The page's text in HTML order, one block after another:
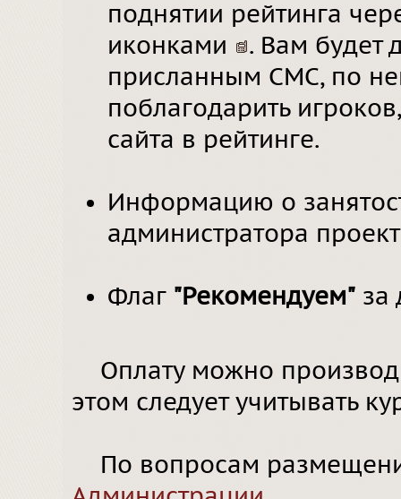
поднятии рейтинга
иконками
. Вам будет
присланным СМС, по
поблагодарить
сайта в рейтинге.
Информацию о
администратора
Флаг "Рекомендуем" за
Оплату можно
этом следует учитывать
По вопросам